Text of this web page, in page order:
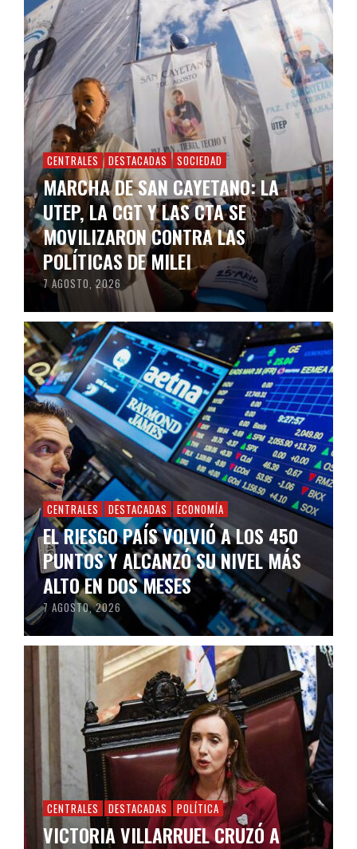
CENTRALES DESTACADAS SOCIEDAD
MARCHA DE SAN CAYETANO: LA
UTEP, LA CGT Y LAS CTA SE
MOVILIZARON CONTRA LAS
POLÍTICAS DE MILEI
7 AGOSTO, 2026
CENTRALES DESTACADAS ECONOMÍA
EL RIESGO PAÍS VOLVIÓ A LOS 450
PUNTOS Y ALCANZÓ SU NIVEL MÁS
ALTO EN DOS MESES
7 AGOSTO, 2026
CENTRALES DESTACADAS POLÍTICA
VICTORIA VILLARRUEL CRUZÓ A